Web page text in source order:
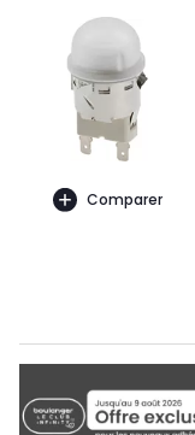
Comparer